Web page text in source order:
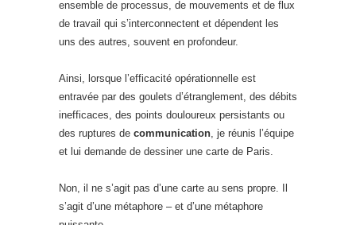
ensemble de processus, de mouvements et de flux
de travail qui s’interconnectent et dépendent les
uns des autres, souvent en profondeur.
Ainsi, lorsque l’efficacité opérationnelle est
entravée par des goulets d’étranglement, des débits
inefficaces, des points douloureux persistants ou
des ruptures de communication, je réunis l’équipe
et lui demande de dessiner une carte de Paris.
Non, il ne s’agit pas d’une carte au sens propre. Il
s’agit d’une métaphore – et d’une métaphore